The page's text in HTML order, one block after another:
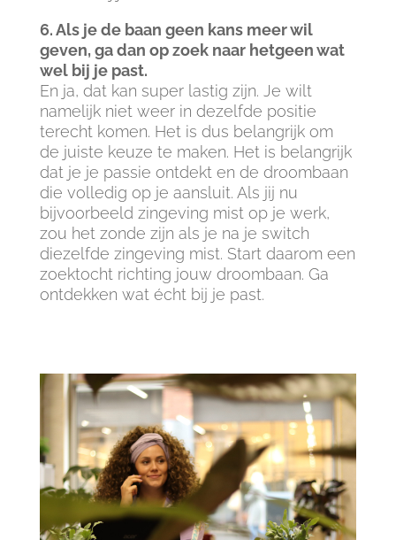
6. Als je de baan geen kans meer wil
geven, ga dan op zoek naar hetgeen wat
wel bij je past.
En ja, dat kan super lastig zijn. Je wilt
namelijk niet weer in dezelfde positie
terecht komen. Het is dus belangrijk om
de juiste keuze te maken. Het is belangrijk
dat je je passie ontdekt en de droombaan
die volledig op je aansluit. Als jij nu
bijvoorbeeld zingeving mist op je werk,
zou het zonde zijn als je na je switch
diezelfde zingeving mist. Start daarom een
zoektocht richting jouw droombaan. Ga
ontdekken wat écht bij je past.